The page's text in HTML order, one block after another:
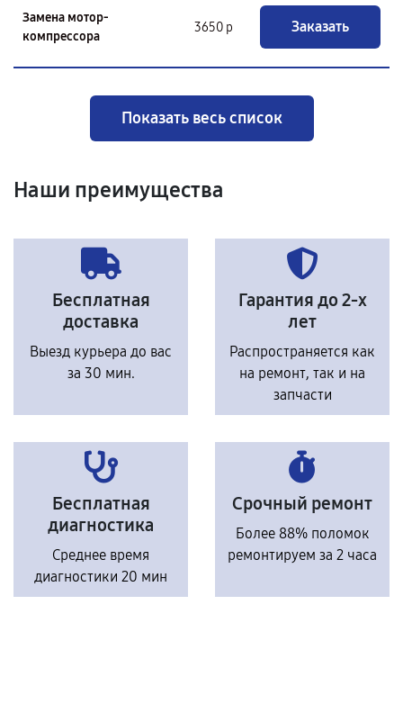
Замена мотор-
компрессора
3650 р Заказать
Показать весь список
Наши преимущества
Бесплатная
доставка
Выезд курьера до вас
за 30 мин.
Гарантия до 2-х
лет
Распространяется как
на ремонт, так и на
запчасти
Бесплатная
диагностика
Среднее время
диагностики 20 мин
Срочный ремонт
Более 88% поломок
ремонтируем за 2 часа